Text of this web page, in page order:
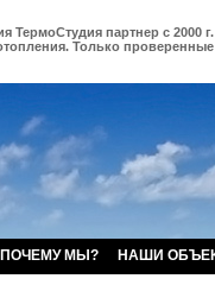
ТермоСтудия партнер с 2000
Только
ПОЧЕМУ МЫ? НАШИ